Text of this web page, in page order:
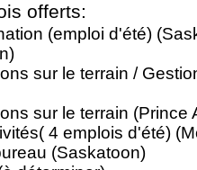
offerts:
(emploi d'été)
sur le terrain /
sur le terrain (Prince
4 emplois d'été)
(Saskatoon)